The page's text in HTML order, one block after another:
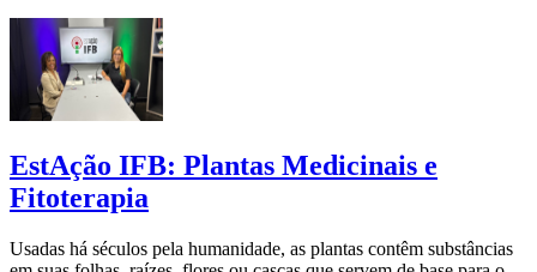
EstAção IFB: Plantas Medicinais e
Fitoterapia
Usadas há séculos pela humanidade, as plantas contêm substâncias